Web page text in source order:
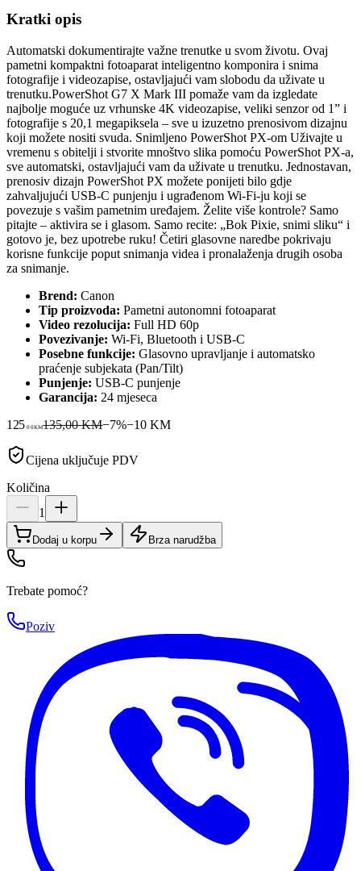
Kratki opis
Automatski dokumentirajte važne trenutke u svom životu. Ovaj
pametni kompaktni fotoaparat inteligentno komponira i snima
fotografije i videozapise, ostavljajući vam slobodu da uživate u
trenutku.PowerShot G7 X Mark III pomaže vam da izgledate
najbolje moguće uz vrhunske 4K videozapise, veliki senzor od 1” i
fotografije s 20,1 megapiksela – sve u izuzetno prenosivom dizajnu
koji možete nositi svuda. Snimljeno PowerShot PX-om Uživajte u
vremenu s obitelji i stvorite mnoštvo slika pomoću PowerShot PX-a,
sve automatski, ostavljajući vam da uživate u trenutku. Jednostavan,
prenosiv dizajn PowerShot PX možete ponijeti bilo gdje
zahvaljujući USB-C punjenju i ugrađenom Wi-Fi-ju koji se
povezuje s vašim pametnim uređajem. Želite više kontrole? Samo
pitajte – aktivira se i glasom. Samo recite: „Bok Pixie, snimi sliku“ i
gotovo je, bez upotrebe ruku! Četiri glasovne naredbe pokrivaju
korisne funkcije poput snimanja videa i pronalaženja drugih osoba
za snimanje.
Brend: Canon
Tip proizvoda: Pametni autonomni fotoaparat
Video rezolucija: Full HD 60p
Povezivanje: Wi-Fi, Bluetooth i USB-C
Posebne funkcije: Glasovno upravljanje i automatsko
praćenje subjekata (Pan/Tilt)
Punjenje: USB-C punjenje
Garancija: 24 mjeseca
125 00KM135,00 KM−7%−10 KM
Cijena uključuje PDV
Količina
1
Dodaj u korpu Brza narudžba
Trebate pomoć?
Poziv